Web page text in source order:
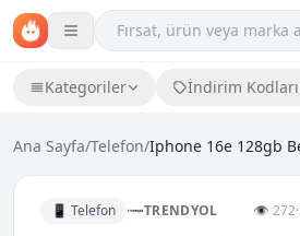
Kategoriler İndirim Kodları
Ana Sayfa/Telefon/Iphone 16e 128gb
📱 Telefon TRENDYOL 👁 272·